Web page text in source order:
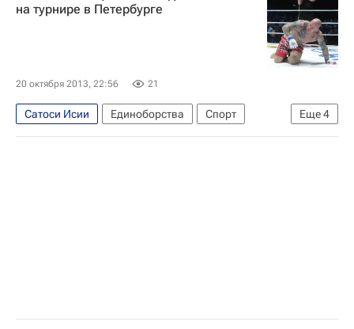
на турнире в Петербурге
20 октября 2013, 22:56 21
Еще4
Сатоси Исии Единоборства
Спорт
Мультимедийный спортивный пакет